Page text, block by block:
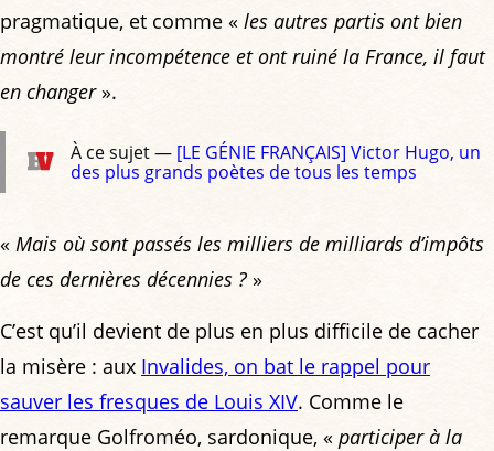
pragmatique, et comme « les autres partis ont bien
montré leur incompétence et ont ruiné la France, il faut
en changer».
À ce sujet — [LE GÉNIE FRANÇAIS] Victor Hugo, un
des plus grands poètes de tous les temps
« Mais où sont passés les milliers de milliards d’impôts
de ces dernières décennies ? »
C’est qu’il devient de plus en plus difficile de cacher
la misère : aux Invalides, on bat le rappel pour
sauver les fresques de Louis XIV. Comme le
remarque Golfroméo, sardonique, « participer à la